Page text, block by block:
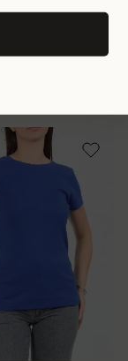
Zara, albastru
99.00 lei